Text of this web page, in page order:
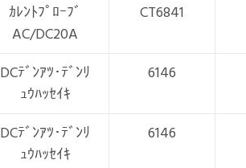
ｶﾚﾝﾄﾌﾟﾛｰﾌﾞ
AC/DC20A
CT6841
DCﾃﾞﾝｱﾂ･ﾃﾞﾝﾘ
ｭｳﾊｯｾｲｷ
6146
DCﾃﾞﾝｱﾂ･ﾃﾞﾝﾘ
ｭｳﾊｯｾｲｷ
6146